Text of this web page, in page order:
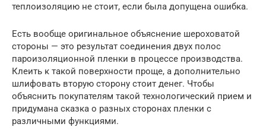
теплоизоляцию не стоит, если была допущена ошибка.
Есть вообще оригинальное объяснение шероховатой
стороны — это результат соединения двух полос
пароизоляционной пленки в процессе производства.
Клеить к такой поверхности проще, а дополнительно
шлифовать вторую сторону стоит денег. Чтобы
объяснить покупателям такой технологический прием и
придумана сказка о разных сторонах пленки с
различными функциями.